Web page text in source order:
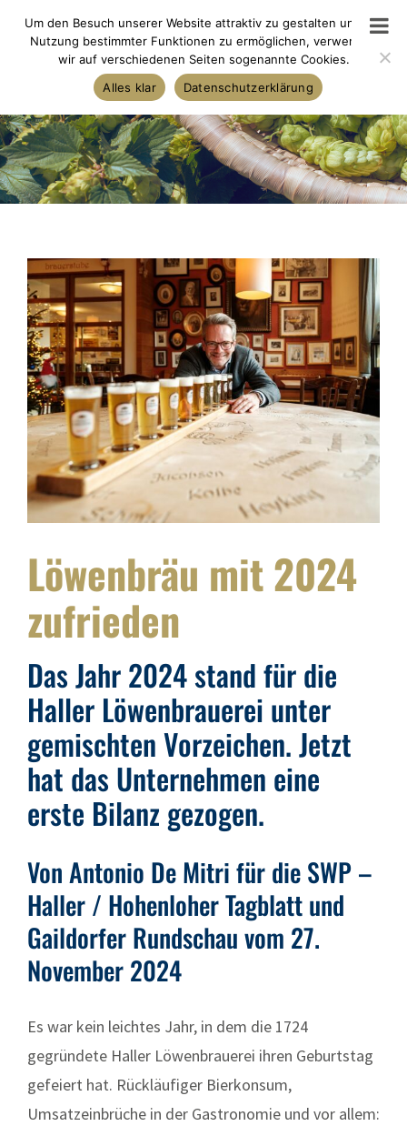
Skip
View
Larger
Image
Löwenbräu mit 2024
zufrieden
Das Jahr 2024 stand für die
Haller Löwenbrauerei unter
gemischten Vorzeichen. Jetzt
hat das Unternehmen eine
erste Bilanz gezogen.
Von Antonio De Mitri für die SWP –
Haller / Hohenloher Tagblatt und
Gaildorfer Rundschau vom 27.
November 2024
Es war kein leichtes Jahr, in dem die 1724
gegründete Haller Löwenbrauerei ihren Geburtstag
gefeiert hat. Rückläufiger Bierkonsum,
Umsatzeinbrüche in der Gastronomie und vor allem:
Um den Besuch unserer Website attraktiv zu gestalten und die
Nutzung bestimmter Funktionen zu ermöglichen, verwenden
wir auf verschiedenen Seiten sogenannte Cookies.
Alles klar
Datenschutzerklärung